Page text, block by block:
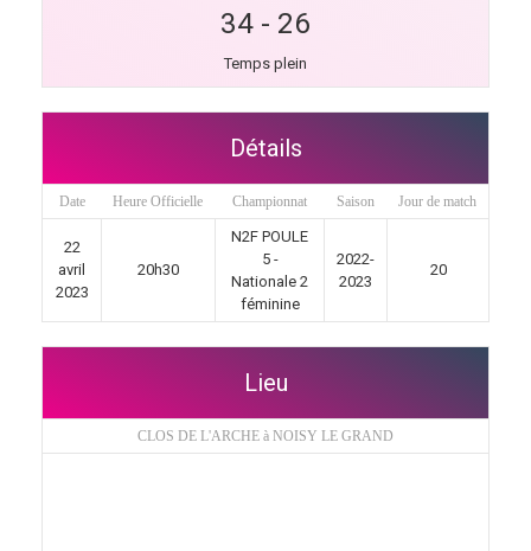
34 - 26
Temps plein
Détails
Date Heure Officielle Championnat Saison Jour de match
22
avril
2023
20h30
N2F POULE
5 -
Nationale 2
féminine
2022-
2023
20
Lieu
CLOS DE L'ARCHE à NOISY LE GRAND